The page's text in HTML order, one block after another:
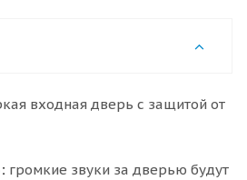
входная дверь с защитой от
громкие звуки за дверью будут